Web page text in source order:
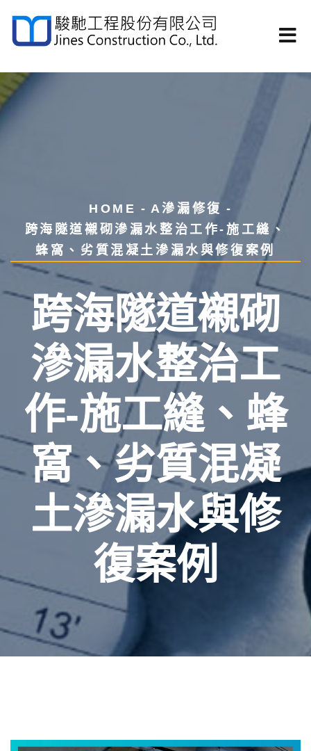
HOME
A滲漏修復
跨海隧道襯砌滲漏水整治工作-施工縫、
蜂窩、劣質混凝土滲漏水與修復案例
跨海隧道襯砌
滲漏水整治工
作-施工縫、蜂
窩、劣質混凝
土滲漏水與修
復案例